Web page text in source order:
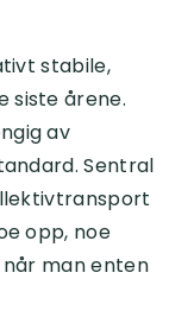
stabile,
siste årene.
av
Sentral
opp, noe
man enten